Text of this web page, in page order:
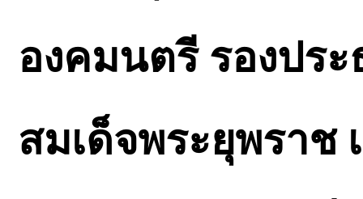
องคมนตรี รองปร
สมเด็จพระยุพราช